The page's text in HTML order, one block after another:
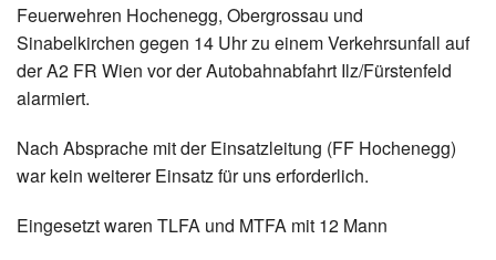
Bilder
Termine
Feuerwehren Hochenegg, Obergrossau und
Sinabelkirchen gegen 14 Uhr zu einem Verkehrsunfall auf
der A2 FR Wien vor der Autobahnabfahrt Ilz/Fürstenfeld
alarmiert.
Nach Absprache mit der Einsatzleitung (FF Hochenegg)
war kein weiterer Einsatz für uns erforderlich.
Eingesetzt waren TLFA und MTFA mit 12 Mann